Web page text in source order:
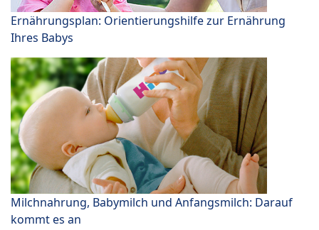
Ernährungsplan: Orientierungshilfe zur Ernährung
Ihres Babys
Milchnahrung, Babymilch und Anfangsmilch: Darauf
kommt es an